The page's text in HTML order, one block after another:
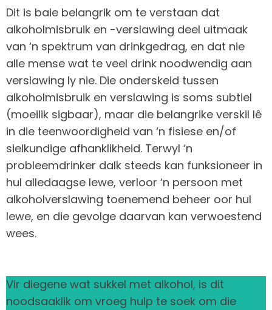
Dit is baie belangrik om te verstaan dat
alkoholmisbruik en -verslawing deel uitmaak
van ‘n spektrum van drinkgedrag, en dat nie
alle mense wat te veel drink noodwendig aan
verslawing ly nie. Die onderskeid tussen
alkoholmisbruik en verslawing is soms subtiel
(moeilik sigbaar), maar die belangrike verskil lê
in die teenwoordigheid van ‘n fisiese en/of
sielkundige afhanklikheid. Terwyl ‘n
probleemdrinker dalk steeds kan funksioneer in
hul alledaagse lewe, verloor ‘n persoon met
alkoholverslawing toenemend beheer oor hul
lewe, en die gevolge daarvan kan verwoestend
wees.
Vir diegene wat sukkel met alkohol, is dit
noodsaaklik om vroeg hulp te soek om die